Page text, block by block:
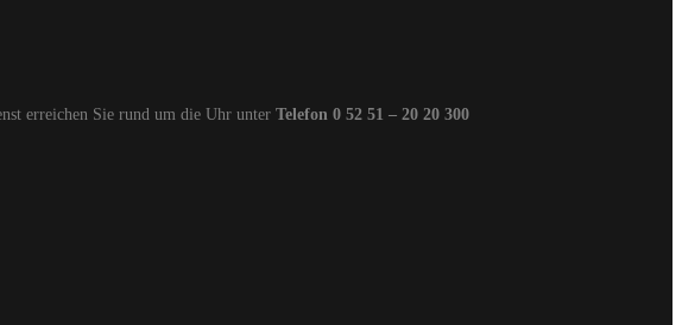
erreichen Sie rund um die Uhr unter Telefon 0 52 51 – 20 20 300